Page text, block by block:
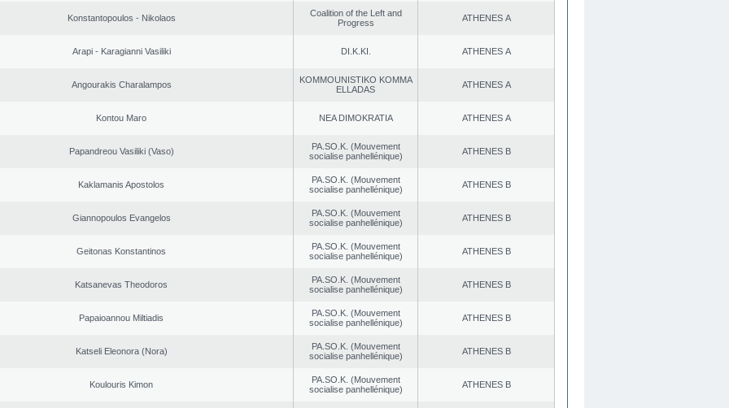
Konstantopoulos - Nikolaos
Coalition of the Left and
Progress
ATHENES Α
Arapi - Karagianni Vasiliki DI.K.KI. ATHENES Α
Angourakis Charalampos
KOMMOUNISTIKO KOMMA
ELLADAS
ATHENES Α
Kontou Maro NEA DΙMOKRATIA ATHENES Α
Papandreou Vasiliki (Vaso)
PA.SO.K. (Mouvement
socialise panhellénique)
ATHENES Β
Kaklamanis Apostolos
PA.SO.K. (Mouvement
socialise panhellénique)
ATHENES Β
Giannopoulos Evangelos
PA.SO.K. (Mouvement
socialise panhellénique)
ATHENES Β
Geitonas Konstantinos
PA.SO.K. (Mouvement
socialise panhellénique)
ATHENES Β
Katsanevas Theodoros
PA.SO.K. (Mouvement
socialise panhellénique)
ATHENES Β
Papaioannou Miltiadis
PA.SO.K. (Mouvement
socialise panhellénique)
ATHENES Β
Katseli Eleonora (Nora)
PA.SO.K. (Mouvement
socialise panhellénique)
ATHENES Β
Koulouris Kimon
PA.SO.K. (Mouvement
socialise panhellénique)
ATHENES Β